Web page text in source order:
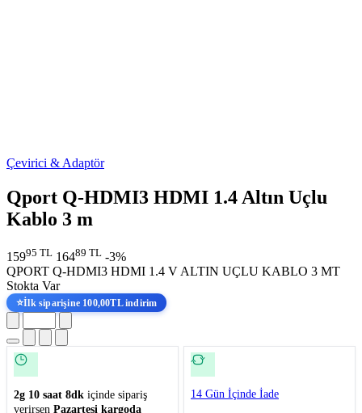
Çevirici & Adaptör
Qport Q-HDMI3 HDMI 1.4 Altın Uçlu
Kablo 3 m
15995 TL 16489 TL -3%
QPORT Q-HDMI3 HDMI 1.4 V ALTIN UÇLU KABLO 3 MT
Stokta Var
⭐İlk siparişine 100,00TL indirim
2g 10 saat 8dk içinde sipariş
verirsen Pazartesi kargoda
14 Gün İçinde İade